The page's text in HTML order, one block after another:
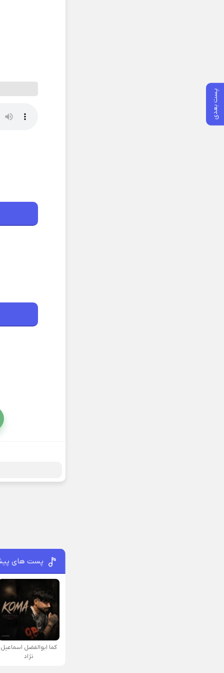
پست بعدی
پست های
کما ابوالفضل اسماعیل
نژاد